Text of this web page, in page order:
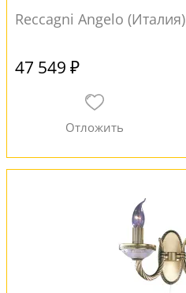
Reccagni Angelo (Италия)
47 549 ₽